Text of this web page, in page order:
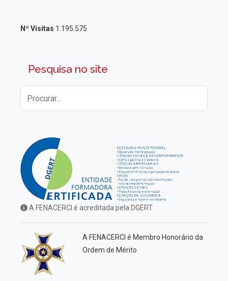
Nº Visitas 1.195.575
Pesquisa no site
A FENACERCI é acreditada pela DGERT
A FENACERCI é Membro Honorário da
Ordem de Mérito